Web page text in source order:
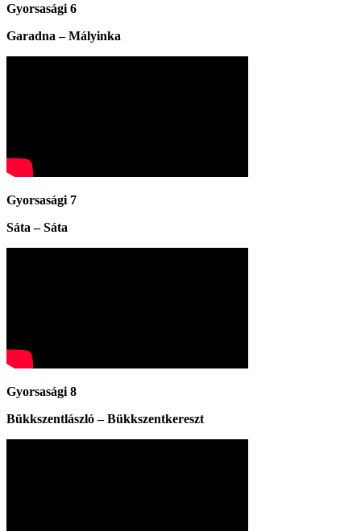
Gyorsasági 6
Garadna – Mályinka
Gyorsasági 7
Sáta – Sáta
Gyorsasági 8
Bükkszentlászló – Bükkszentkereszt